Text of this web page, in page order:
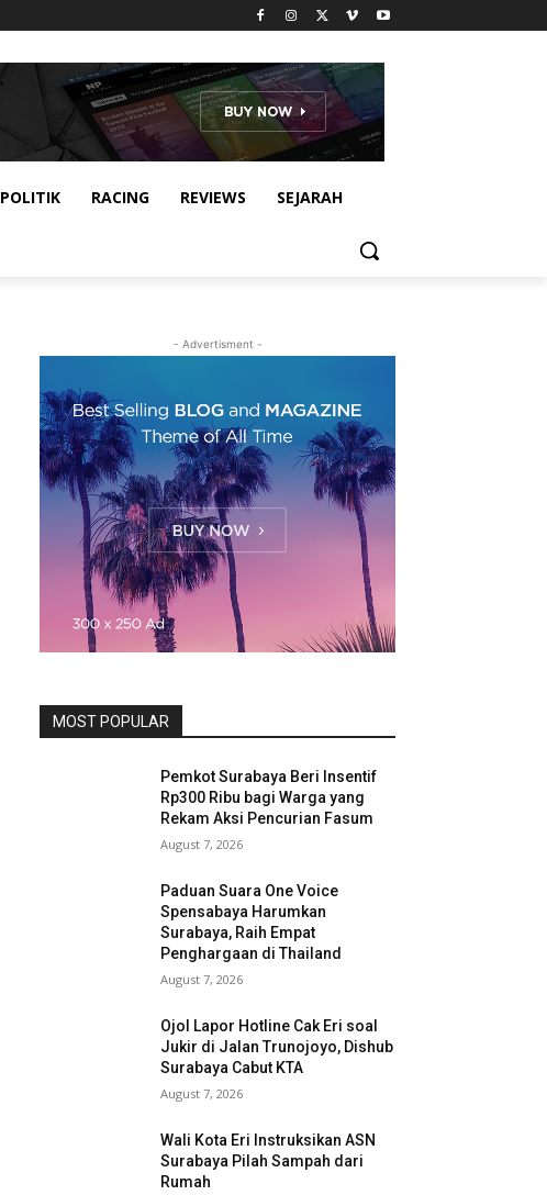
POLITIK RACING REVIEWS SEJARAH
- Advertisment -
MOST POPULAR
Pemkot Surabaya Beri Insentif
Rp300 Ribu bagi Warga yang
Rekam Aksi Pencurian Fasum
August 7, 2026
Paduan Suara One Voice
Spensabaya Harumkan
Surabaya, Raih Empat
Penghargaan di Thailand
August 7, 2026
Ojol Lapor Hotline Cak Eri soal
Jukir di Jalan Trunojoyo, Dishub
Surabaya Cabut KTA
August 7, 2026
Wali Kota Eri Instruksikan ASN
Surabaya Pilah Sampah dari
Rumah